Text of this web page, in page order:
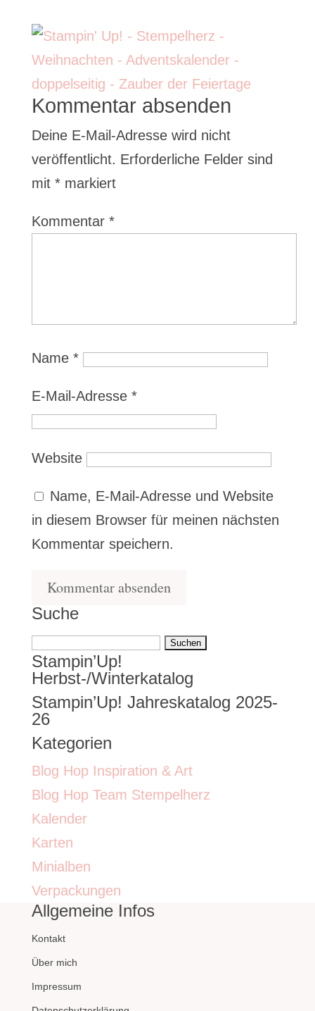
Kommentar absenden
Deine E-Mail-Adresse wird nicht
veröffentlicht. Erforderliche Felder sind
mit *markiert
Kommentar *
Name *
E-Mail-Adresse *
Website
Name, E-Mail-Adresse und Website
in diesem Browser für meinen nächsten
Kommentar speichern.
Suche
Suchen
nach:
Stampin’Up!
Herbst-/Winterkatalog
Stampin’Up! Jahreskatalog 2025-
26
Kategorien
Blog Hop Inspiration & Art
Blog Hop Team Stempelherz
Kalender
Karten
Minialben
Verpackungen
Allgemeine Infos
Kontakt
Über mich
Impressum